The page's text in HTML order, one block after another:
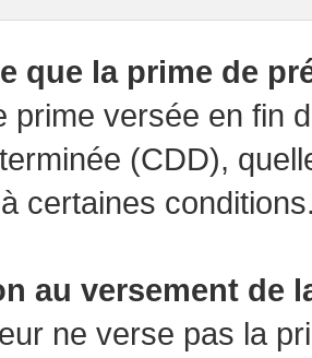
que la prime de
prime versée en fin
(CDD),
certaines
au versement de
ne verse pas la